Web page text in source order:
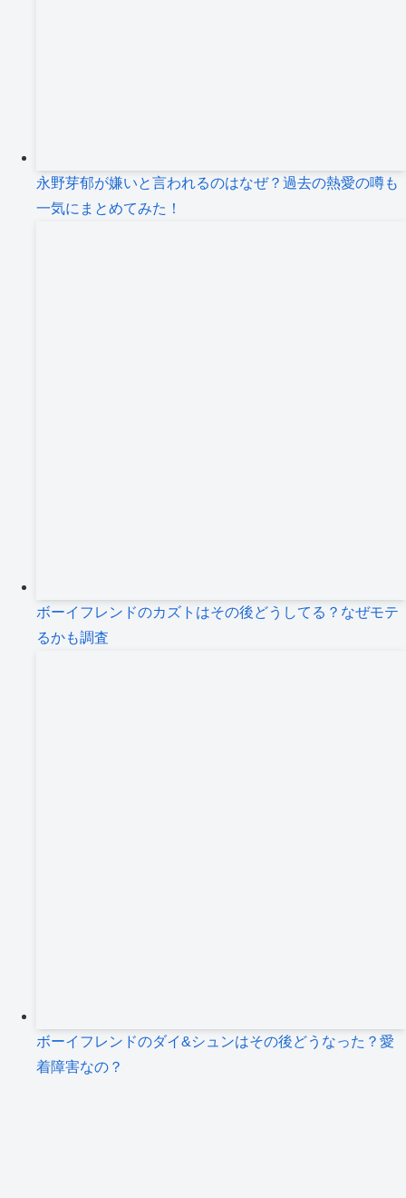
永野芽郁が嫌いと言われるのはなぜ？過去の熱愛の噂も
一気にまとめてみた！
ボーイフレンドのカズトはその後どうしてる？なぜモテ
るかも調査
ボーイフレンドのダイ&シュンはその後どうなった？愛
着障害なの？